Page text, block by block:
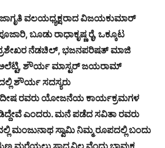
ವಲಯಧ್ಯಕ್ಷರಾದ ವಿಜಯಕುಮಾರ್
ಬೂಡು ರಾಧಾಕೃಷ್ಣ ರೈ, ಒಕ್ಕೂಟ
ನೆಡಚಿಲ್, ಭಜನಪರಿಷತ್ ಮಾಜಿ
ಅಲೆಟ್ಟಿ, ಶೌರ್ಯ ಮಾಸ್ಟರ್ ಜಯರಾಮ್
ಶೌರ್ಯ ಸದಸ್ಯರು
ರವರು ಯೋಜನೆಯ ಕಾರ್ಯಕ್ರಮಗಳ
ಎಂದರು. ಮನೆ ಪಡೆದ ಸವಿತಾ ರವರು
ಮಂಜುನಾಥ ಸ್ವಾಮಿ ನಿಮ್ಮ ರೂಪದಲ್ಲಿ ಬಂದು